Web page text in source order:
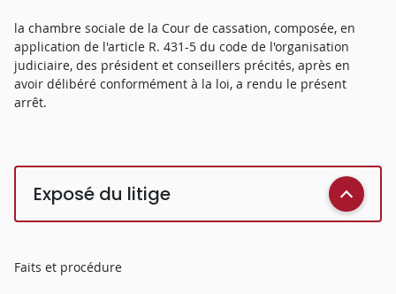
la chambre sociale de la Cour de cassation, composée, en
application de l'article R. 431-5 du code de l'organisation
judiciaire, des président et conseillers précités, après en
avoir délibéré conformément à la loi, a rendu le présent
arrêt.
Exposé du litige
Faits et procédure